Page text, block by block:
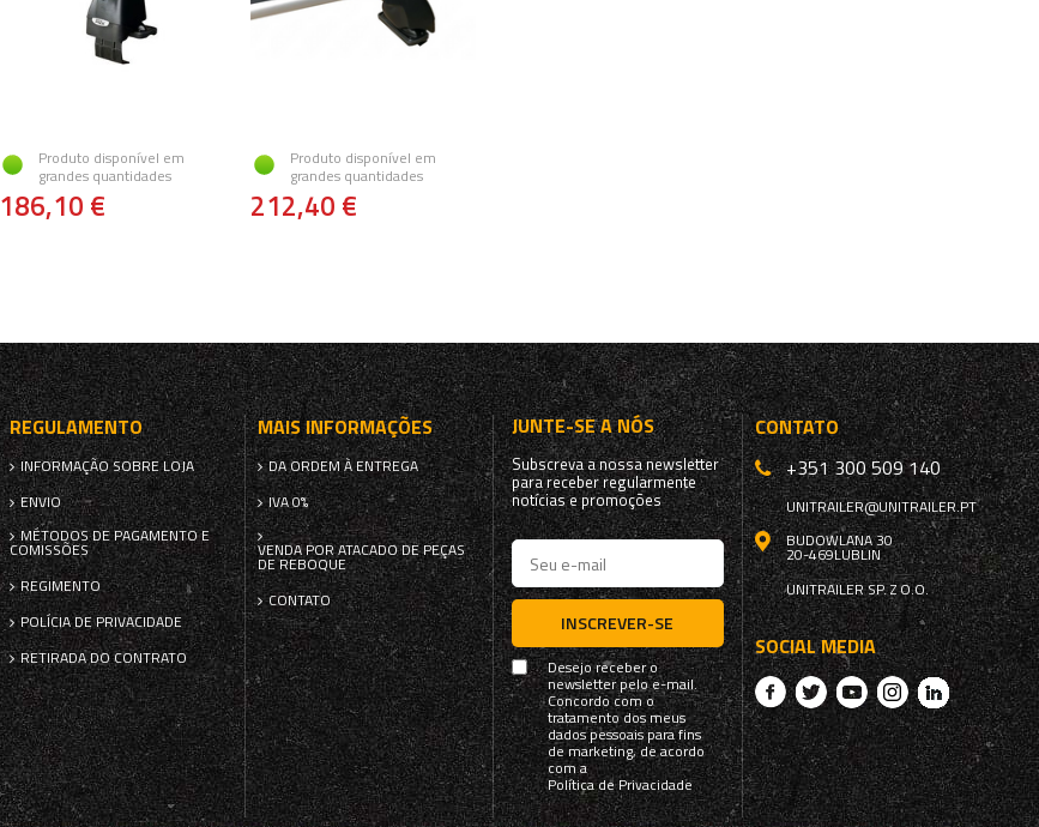
Produto disponível em
grandes quantidades
186,10 €
Produto disponível em
grandes quantidades
212,40 €
REGULAMENTO
INFORMAÇÃO SOBRE LOJA
ENVIO
MÉTODOS DE PAGAMENTO E
COMISSÕES
REGIMENTO
POLÍCIA DE PRIVACIDADE
RETIRADA DO CONTRATO
MAIS INFORMAÇÕES
DA ORDEM À ENTREGA
IVA 0%
VENDA POR ATACADO DE PEÇAS
DE REBOQUE
CONTATO
JUNTE-SE A NÓS
Subscreva a nossa newsletter
para receber regularmente
notícias e promoções
INSCREVER-SE
Desejo receber o
newsletter pelo e-mail.
Concordo com o
tratamento dos meus
dados pessoais para fins
de marketing, de acordo
com a
Política de Privacidade
CONTATO
+351 300 509 140
UNITRAILER@UNITRAILER.PT
BUDOWLANA 30
20-469LUBLIN
UNITRAILER SP. Z O.O.
SOCIAL MEDIA